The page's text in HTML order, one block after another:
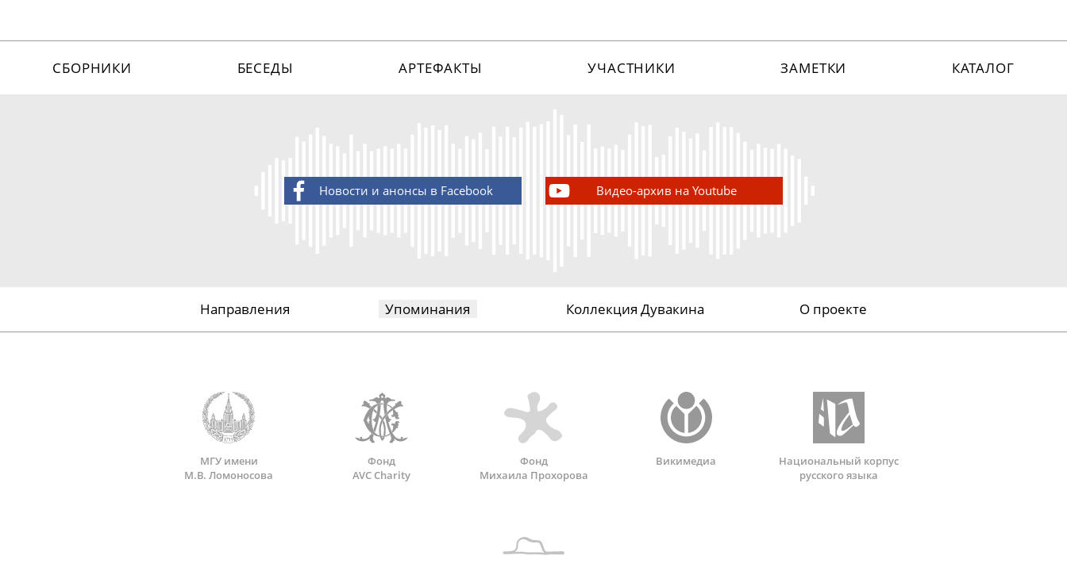
СБОРНИКИ БЕСЕДЫ АРТЕФАКТЫ УЧАСТНИКИ ЗАМЕТКИ КАТАЛОГ
Новости и анонсы в Facebook Видео-архив на Youtube
Направления Упоминания Коллекция Дувакина О проекте
МГУ имени
М.В. Ломоносова
Фонд
AVC Charity
Фонд
Михаила Прохорова
Викимедиа
Национальный корпус
русского языка